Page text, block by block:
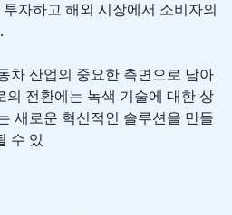
자하고 해외 시장에서 소비자의
차 산업의 중요한 측면으로 남아
의 전환에는 녹색 기술에 대한 상
새로운 혁신적인 솔루션을 만들
수 있